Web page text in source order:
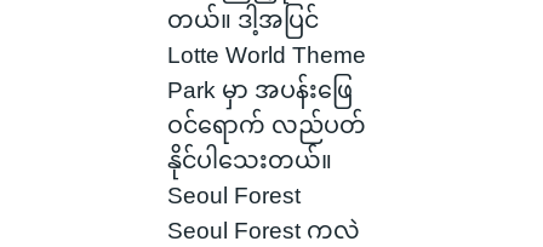
တယ်။ ဒါ့အပြင်
Lotte World Theme
Park မှာ အပန်းဖြေ
ဝင်ရောက် လည်ပတ်
နိုင်ပါ‌သေးတယ်။
Seoul Forest
Seoul Forest ကလဲ